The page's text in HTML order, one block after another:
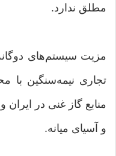
مطلق ندارد.
منابع گاز غنی در
و آسیای میانه.